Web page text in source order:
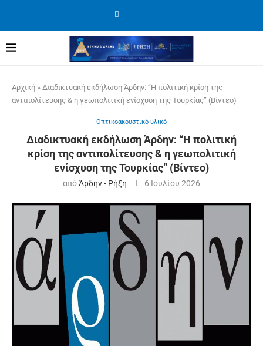
Αρχική » Διαδικτυακή εκδήλωση Άρδην: “Η πολιτική κρίση της
αντιπολίτευσης & η γεωπολιτική ενίσχυση της Τουρκίας” (Βίντεο)
Οπτικοακουστικό υλικό
Διαδικτυακή εκδήλωση Άρδην: “Η πολιτική
κρίση της αντιπολίτευσης & η γεωπολιτική
ενίσχυση της Τουρκίας” (Βίντεο)
απόΆρδην - Ρήξη 6 Ιουλίου 2026